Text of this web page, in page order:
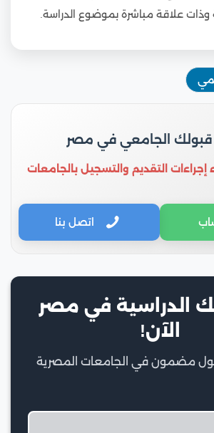
علاقة مباشرة بموضوع الدراسة.
قبولك الجامعي في مصر
التقديم والتسجيل بالجامعات
اتصل بنا
الدراسية في مصر
الآن!
مضمون في الجامعات المصرية